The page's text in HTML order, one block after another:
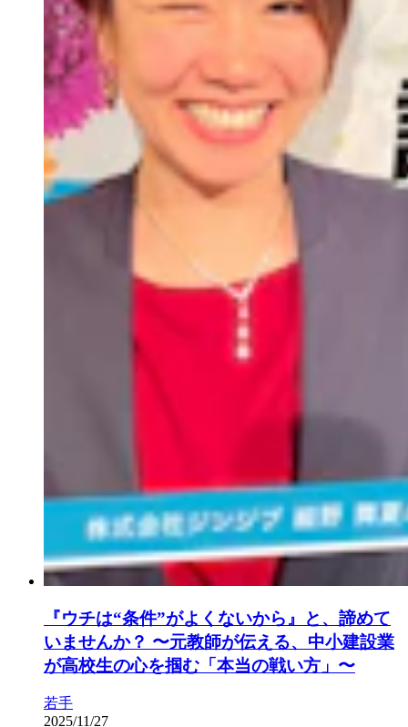
『ウチは“条件”がよくないから』と、諦めて
いませんか？ 〜元教師が伝える、中小建設業
が高校生の心を掴む「本当の戦い方」〜
若手
2025/11/27